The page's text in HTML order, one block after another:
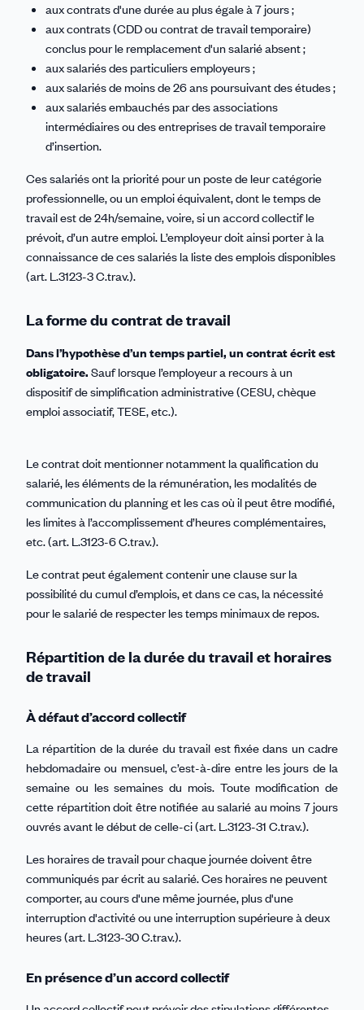
aux contrats d'une durée au plus égale à 7 jours ;
aux contrats (CDD ou contrat de travail temporaire)
conclus pour le remplacement d'un salarié absent ;
aux salariés des particuliers employeurs ;
aux salariés de moins de 26 ans poursuivant des études ;
aux salariés embauchés par des associations
intermédiaires ou des entreprises de travail temporaire
d’insertion.
Ces salariés ont la priorité pour un poste de leur catégorie
professionnelle, ou un emploi équivalent, dont le temps de
travail est de 24h/semaine, voire, si un accord collectif le
prévoit, d’un autre emploi. L’employeur doit ainsi porter à la
connaissance de ces salariés la liste des emplois disponibles
(art. L.3123-3 C.trav.).
La forme du contrat de travail
Dans l’hypothèse d’un temps partiel, un contrat écrit est
obligatoire. Sauf lorsque l’employeur a recours à un
dispositif de simplification administrative (CESU, chèque
emploi associatif, TESE, etc.).
Le contrat doit mentionner notamment la qualification du
salarié, les éléments de la rémunération, les modalités de
communication du planning et les cas où il peut être modifié,
les limites à l’accomplissement d’heures complémentaires,
etc. (art. L.3123-6 C.trav.).
Le contrat peut également contenir une clause sur la
possibilité du cumul d’emplois, et dans ce cas, la nécessité
pour le salarié de respecter les temps minimaux de repos.
Répartition de la durée du travail et horaires
de travail
À défaut d’accord collectif
La répartition de la durée du travail est fixée dans un cadre
hebdomadaire ou mensuel, c’est-à-dire entre les jours de la
semaine ou les semaines du mois. Toute modification de
cette répartition doit être notifiée au salarié au moins 7 jours
ouvrés avant le début de celle-ci (art. L.3123-31 C.trav.).
Les horaires de travail pour chaque journée doivent être
communiqués par écrit au salarié. Ces horaires ne peuvent
comporter, au cours d'une même journée, plus d'une
interruption d'activité ou une interruption supérieure à deux
heures (art. L.3123-30 C.trav.).
En présence d’un accord collectif